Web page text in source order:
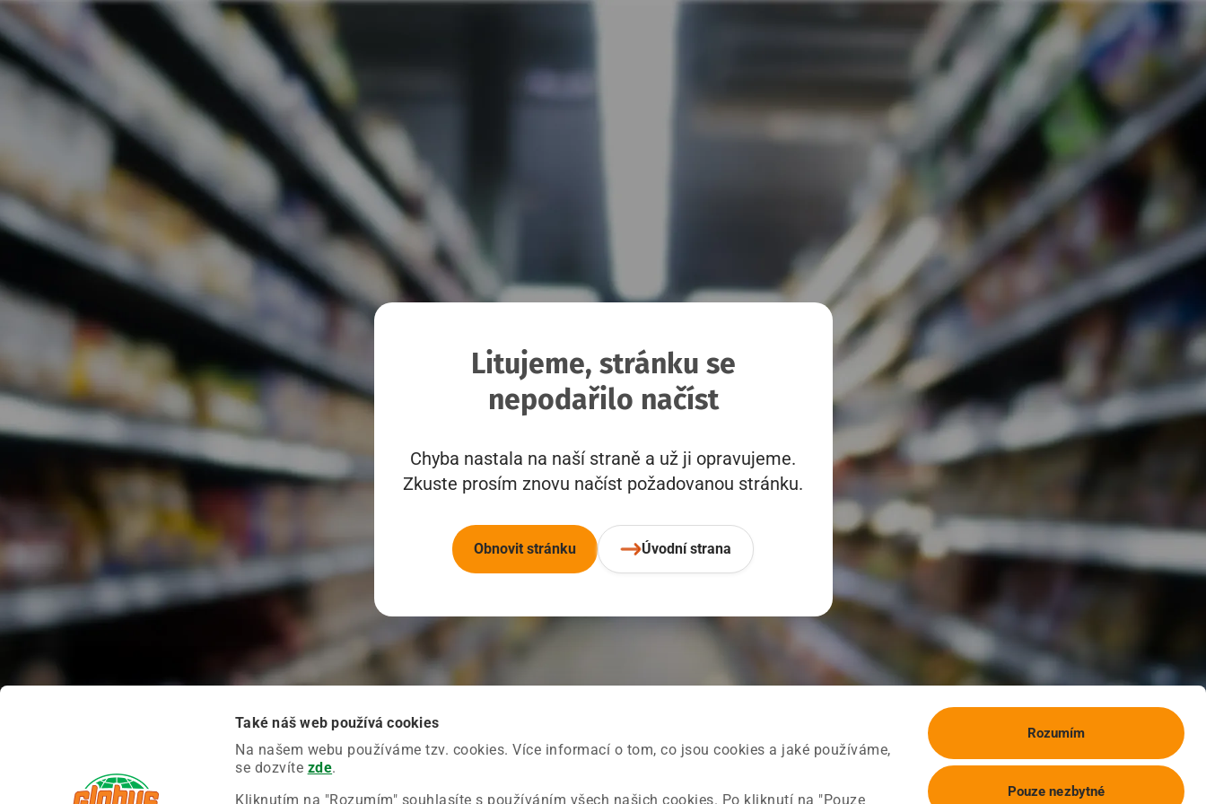
Také náš web používá cookies
Na našem webu používáme tzv. cookies. Více informací o tom, co jsou cookies a jaké používáme,
se dozvíte zde.
Kliknutím na "Rozumím" souhlasíte s používáním všech našich cookies. Po kliknutí na "Pouze
Rozumím
Pouze nezbytné
Litujeme, stránku se
nepodařilo načíst
Chyba nastala na naší straně a už ji opravujeme.
Zkuste prosím znovu načíst požadovanou stránku.
Obnovit stránku Úvodní strana